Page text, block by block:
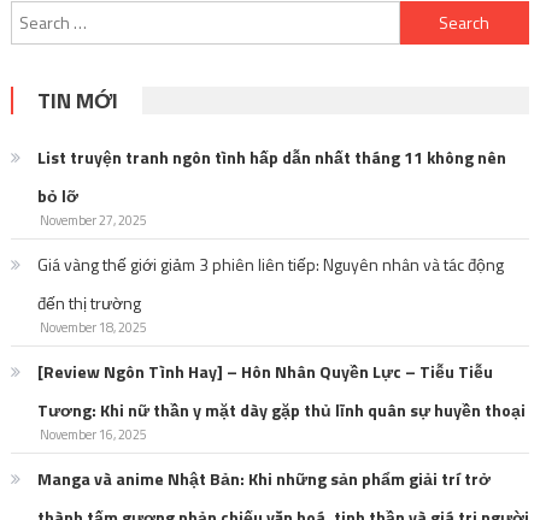
Search
for:
TIN MỚI
List truyện tranh ngôn tình hấp dẫn nhất tháng 11 không nên
bỏ lỡ
November 27, 2025
Giá vàng thế giới giảm 3 phiên liên tiếp: Nguyên nhân và tác động
đến thị trường
November 18, 2025
[Review Ngôn Tình Hay] – Hôn Nhân Quyền Lực – Tiễu Tiễu
Tương: Khi nữ thần y mặt dày gặp thủ lĩnh quân sự huyền thoại
November 16, 2025
Manga và anime Nhật Bản: Khi những sản phẩm giải trí trở